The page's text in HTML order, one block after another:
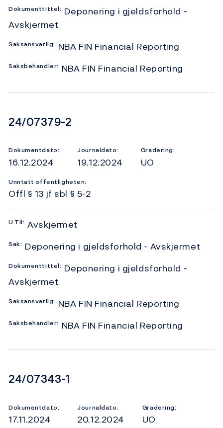
Dokumenttittel: Deponering i gjeldsforhold -
Avskjermet
Saksansvarlig: NBA FIN Financial Reporting
Saksbehandler: NBA FIN Financial Reporting
Dokumentnummer
24/07379-2
Dokumentdato:
16.12.2024
Journaldato:
19.12.2024
Gradering:
UO
Unntatt offentligheten:
Offl § 13 jf sbl § 5-2
U Til: Avskjermet
Sak: Deponering i gjeldsforhold - Avskjermet
Dokumenttittel: Deponering i gjeldsforhold -
Avskjermet
Saksansvarlig: NBA FIN Financial Reporting
Saksbehandler: NBA FIN Financial Reporting
Dokumentnummer
24/07343-1
Dokumentdato:
17.11.2024
Journaldato:
20.12.2024
Gradering:
UO